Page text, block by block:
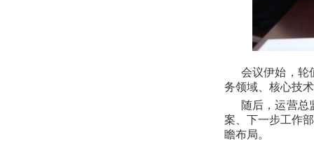
会议伊始，轮
务领域、核心技
随后，运营总
案、下一步工作
瞻布局。